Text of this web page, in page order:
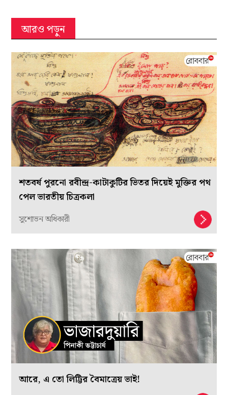
আরও পড়ুন
শতবর্ষ পুরনো রবীন্দ্র-কাটাকুটির ভিতর দিয়েই মুক্তির পথ
পেল ভারতীয় চিত্রকলা
সুশোভন অধিকারী
আরে, এ তো লিট্টির বৈমাত্রেয় ভাই!